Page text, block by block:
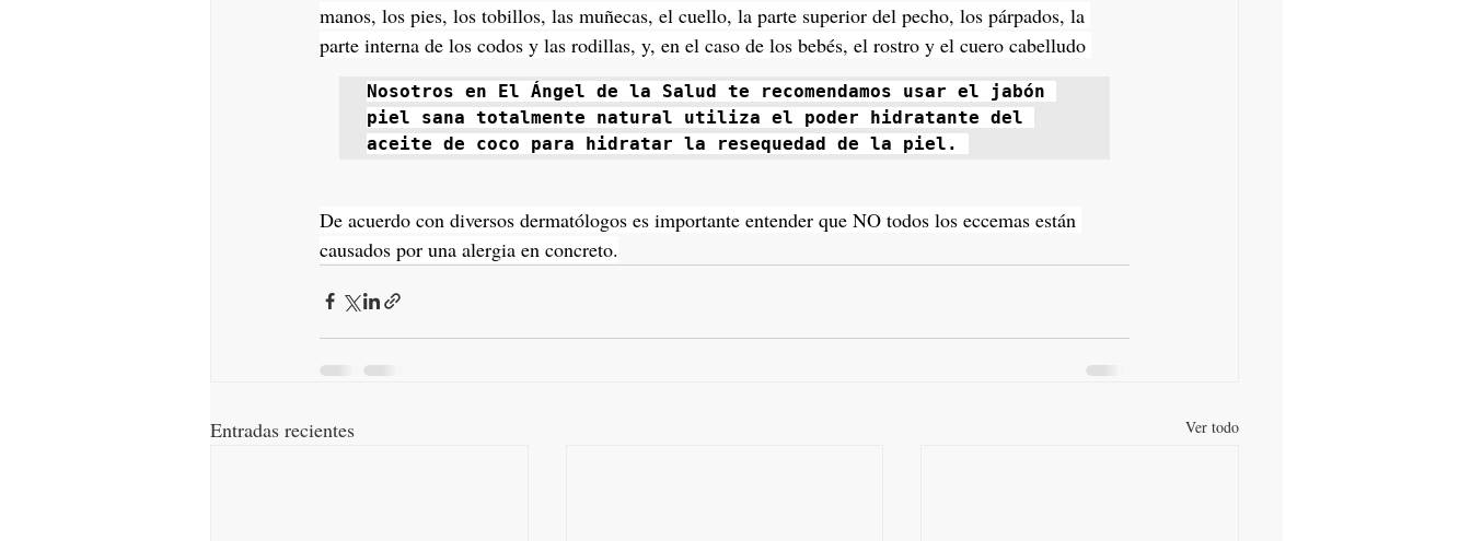
manos, los pies, los tobillos, las muñecas, el cuello, la parte superior del pecho, los párpados, la
parte interna de los codos y las rodillas, y, en el caso de los bebés, el rostro y el cuero cabelludo
Nosotros en El Ángel de la Salud te recomendamos usar el jabón
piel sana totalmente natural utiliza el poder hidratante del
aceite de coco para hidratar la resequedad de la piel.
De acuerdo con diversos dermatólogos es importante entender que NO todos los eccemas están
causados por una alergia en concreto.
Entradas recientes Ver todo